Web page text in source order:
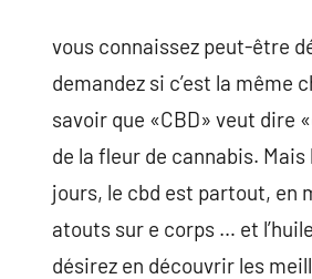
vous connaissez peut-être
demandez si c’est la même
savoir que «CBD» veut dire
de la fleur de cannabis.
jours, le cbd est partout, en
atouts sur e corps … et
désirez en découvrir les